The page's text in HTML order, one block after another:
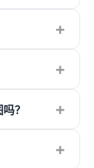
+
+
？ +
+